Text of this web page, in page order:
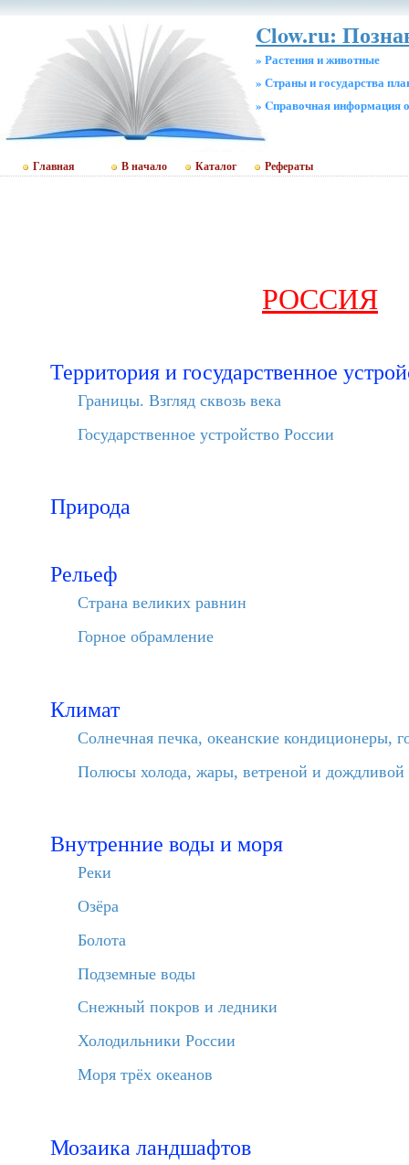
Clow.ru:
» Растения и животные
» Страны и государства
» Cправочная информация
Главная В начало Каталог Рефераты
РОССИЯ
Территория и государственное
Границы. Взгляд сквозь века
Государственное устройство России
Природа
Рельеф
Страна великих равнин
Горное обрамление
Климат
Солнечная печка, океанские кондиционеры,
Полюсы холода, жары, ветреной и дождливой
Внутренние воды и моря
Реки
Озёра
Болота
Подземные воды
Снежный покров и ледники
Холодильники России
Моря трёх океанов
Мозаика ландшафтов